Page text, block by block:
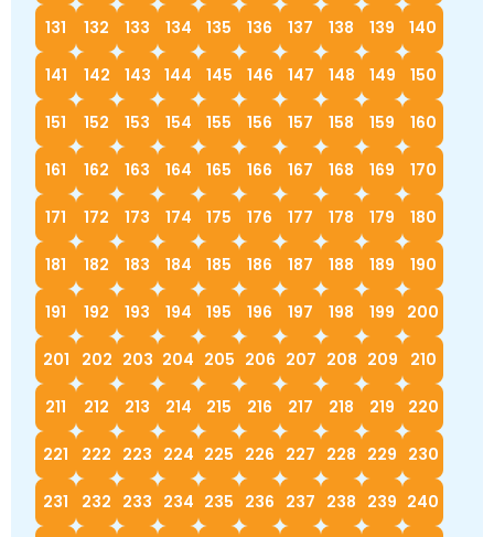
131 132 133 134 135 136 137 138 139 140
141 142 143 144 145 146 147 148 149 150
151 152 153 154 155 156 157 158 159 160
161 162 163 164 165 166 167 168 169 170
171 172 173 174 175 176 177 178 179 180
181 182 183 184 185 186 187 188 189 190
191 192 193 194 195 196 197 198 199 200
201 202 203 204 205 206 207 208 209 210
211 212 213 214 215 216 217 218 219 220
221 222 223 224 225 226 227 228 229 230
231 232 233 234 235 236 237 238 239 240